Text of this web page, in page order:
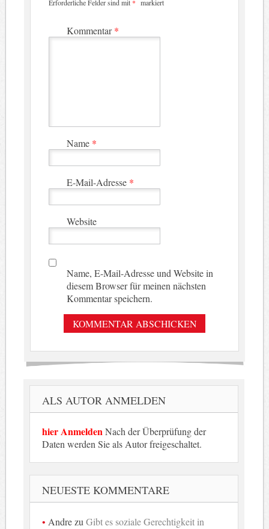
Erforderliche Felder sind mit * markiert
Kommentar*
Name *
E-Mail-Adresse *
Website
Name, E-Mail-Adresse und Website in
diesem Browser für meinen nächsten
Kommentar speichern.
ALS AUTOR ANMELDEN
hier AnmeldenNach der Überprüfung der
Daten werden Sie als Autor freigeschaltet.
NEUESTE KOMMENTARE
AndrezuGibt es soziale Gerechtigkeit in